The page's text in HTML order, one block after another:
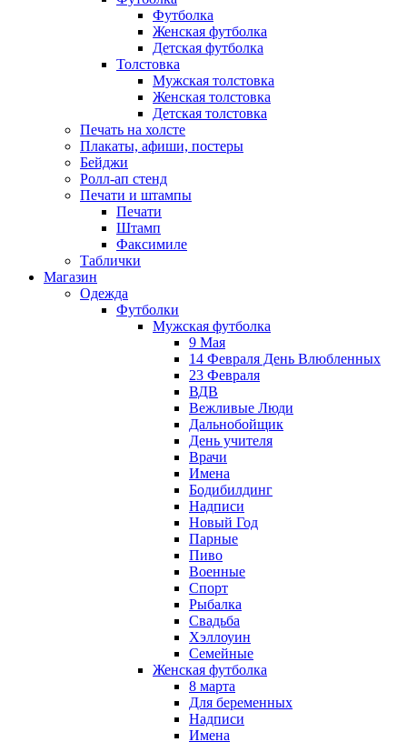
Футболка
Женская футболка
Детская футболка
Толстовка
Мужская толстовка
Женская толстовка
Детская толстовка
Печать на холсте
Плакаты, афиши, постеры
Бейджи
Ролл-ап стенд
Печати и штампы
Печати
Штамп
Факсимиле
Таблички
Магазин
Одежда
Футболки
Мужская футболка
9 Мая
14 Февраля День Влюбленных
23 Февраля
ВДВ
Вежливые Люди
Дальнобойщик
День учителя
Врачи
Имена
Бодибилдинг
Надписи
Новый Год
Парные
Пиво
Военные
Спорт
Рыбалка
Свадьба
Хэллоуин
Семейные
Женская футболка
8 марта
Для беременных
Надписи
Имена